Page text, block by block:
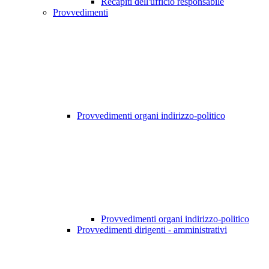
Provvedimenti
Provvedimenti organi indirizzo-politico
Provvedimenti organi indirizzo-politico
Provvedimenti dirigenti - amministrativi